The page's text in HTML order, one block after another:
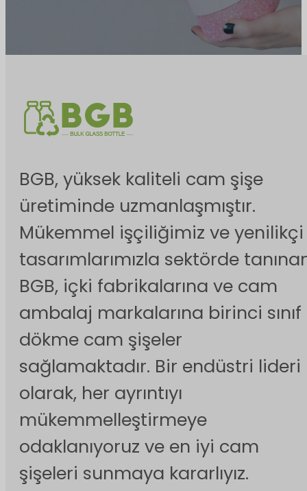
BGB, yüksek kaliteli cam şişe
üretiminde uzmanlaşmıştır.
Mükemmel işçiliğimiz ve yenilikçi
tasarımlarımızla sektörde
BGB, içki fabrikalarına ve cam
ambalaj markalarına birinci sınıf
dökme cam şişeler
sağlamaktadır. Bir endüstri lideri
olarak, her ayrıntıyı
mükemmelleştirmeye
odaklanıyoruz ve en iyi cam
şişeleri sunmaya kararlıyız.